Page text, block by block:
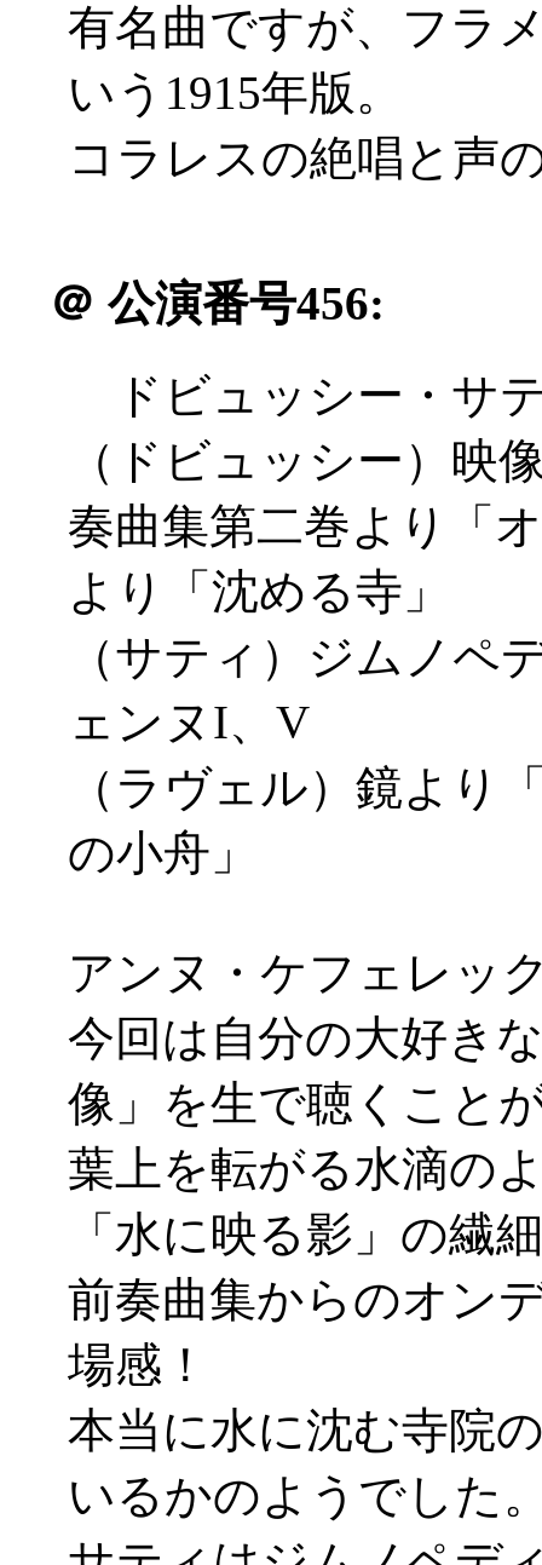
有名曲ですが、フラ
いう1915年版。
コラレスの絶唱と声
＠ 公演番号456:
ドビュッシー・サ
（ドビュッシー）映
奏曲集第二巻より「
より「沈める寺」
（サティ）ジムノペ
ェンヌI、V
（ラヴェル）鏡より
の小舟」
アンヌ・ケフェレッ
今回は自分の大好き
像」を生で聴くこと
葉上を転がる水滴の
「水に映る影」の繊
前奏曲集からのオン
場感！
本当に水に沈む寺院
いるかのようでした